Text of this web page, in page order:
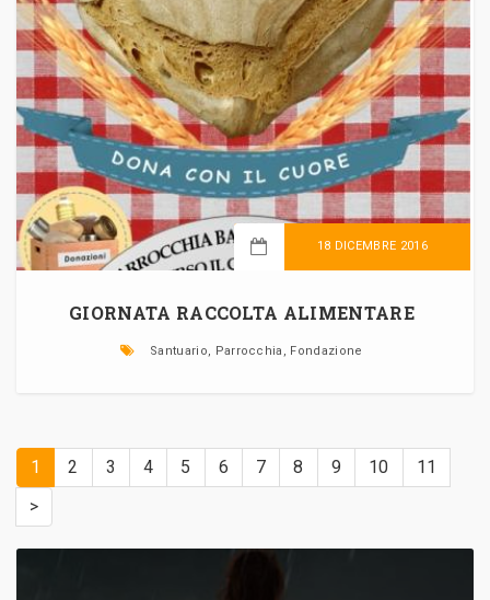
18 DICEMBRE 2016
GIORNATA RACCOLTA ALIMENTARE
Santuario, Parrocchia, Fondazione
1 2 3 4 5 6 7 8 9 10
11
>